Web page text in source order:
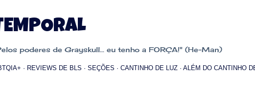
poderes de Grayskull... eu tenho a FORÇA!" (He-Man)
REVIEWS DE BLS SEÇÕES CANTINHO DE LUZ ALÉM DO CANTINHO